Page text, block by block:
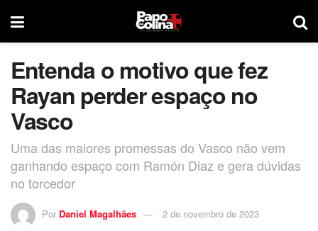
Entenda o motivo que fez
Rayan perder espaço no
Vasco
Uma das maiores promessas do Vasco não vem
ganhando espaço com Ramón Diaz e gera dúvidas
no torcedor
Por Daniel Magalhães 2 de novembro de 2023